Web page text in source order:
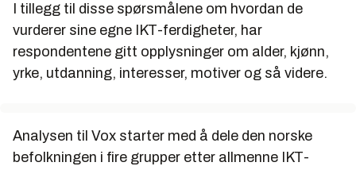
I tillegg til disse spørsmålene om hvordan de
vurderer sine egne IKT-ferdigheter, har
respondentene gitt opplysninger om alder, kjønn,
yrke, utdanning, interesser, motiver og så videre.
Analysen til Vox starter med å dele den norske
befolkningen i fire grupper etter allmenne IKT-